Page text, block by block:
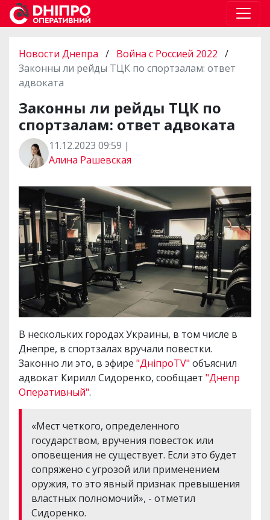
Новости Днепра / Война с Россией 2022 /
Законны ли рейды ТЦК по спортзалам: ответ
адвоката
Законны ли рейды ТЦК по
спортзалам: ответ адвоката
11.12.2023 09:59 |
Алина Рашевская
В нескольких городах Украины, в том числе в
Днепре, в спортзалах вручали повестки.
Законно ли это, в эфире "ДніпроTV" объяснил
адвокат Кирилл Сидоренко, сообщает "Днепр
Оперативный".
«Мест четкого, определенного
государством, вручения повесток или
оповещения не существует. Если это будет
сопряжено с угрозой или применением
оружия, то это явный признак превышения
властных полномочий», - отметил
Сидоренко.